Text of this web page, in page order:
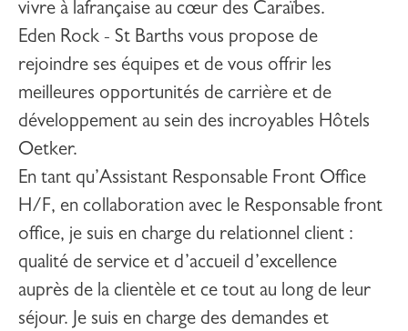
vivre à lafrançaise au cœur des Caraïbes.
Eden Rock - St Barths vous propose de
rejoindre ses équipes et de vous offrir les
meilleures opportunités de carrière et de
développement au sein des incroyables Hôtels
Oetker.
En tant qu’Assistant Responsable Front Office
H/F, en collaboration avec le Responsable front
office, je suis en charge du relationnel client :
qualité de service et d’accueil d’excellence
auprès de la clientèle et ce tout au long de leur
séjour. Je suis en charge des demandes et